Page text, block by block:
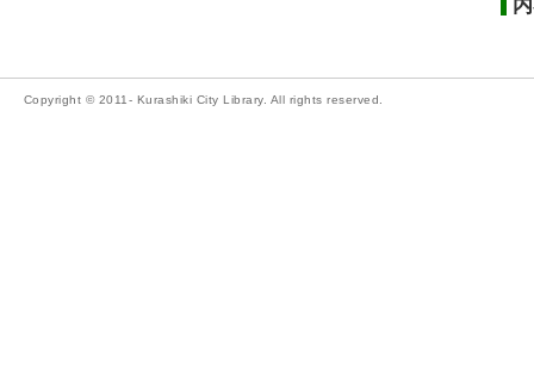
Copyright © 2011- Kurashiki City Library. All rights reserved.